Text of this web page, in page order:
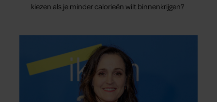
kiezen als je minder calorieën wilt binnenkrijgen?